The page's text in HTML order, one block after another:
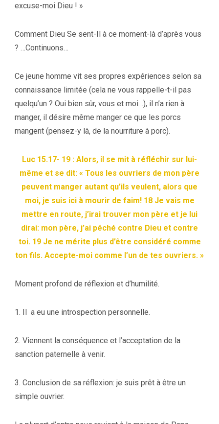
excuse-moi Dieu ! »
Comment Dieu Se sent-Il à ce moment-là d’après vous
? …Continuons…
Ce jeune homme vit ses propres expériences selon sa
connaissance limitée (cela ne vous rappelle-t-il pas
quelqu’un ? Oui bien sûr, vous et moi…), il n’a rien à
manger, il désire même manger ce que les porcs
mangent (pensez-y là, de la nourriture à porc).
Luc 15.17- 19 : Alors, il se mit à réfléchir sur lui-
même et se dit: « Tous les ouvriers de mon père
peuvent manger autant qu’ils veulent, alors que
moi, je suis ici à mourir de faim! 18 Je vais me
mettre en route, j’irai trouver mon père et je lui
dirai: mon père, j’ai péché contre Dieu et contre
toi. 19 Je ne mérite plus d’être considéré comme
ton fils. Accepte-moi comme l’un de tes ouvriers. »
Moment profond de réflexion et d’humilité.
1. Il a eu une introspection personnelle.
2. Viennent la conséquence et l’acceptation de la
sanction paternelle à venir.
3. Conclusion de sa réflexion: je suis prêt à être un
simple ouvrier.